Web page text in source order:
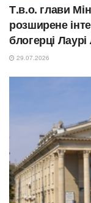
Т.в.о. глави
розширене
блогерці
29.07.2026